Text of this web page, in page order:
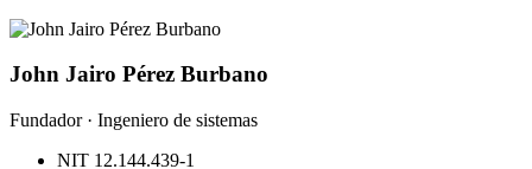
John Jairo Pérez Burbano
Fundador · Ingeniero de sistemas
NIT 12.144.439-1